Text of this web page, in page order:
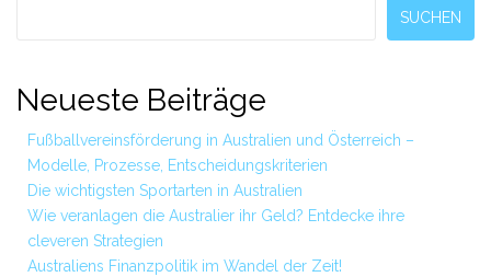
SUCHEN
Neueste Beiträge
Fußballvereinsförderung in Australien und Österreich –
Modelle, Prozesse, Entscheidungskriterien
Die wichtigsten Sportarten in Australien
Wie veranlagen die Australier ihr Geld? Entdecke ihre
cleveren Strategien
Australiens Finanzpolitik im Wandel der Zeit!